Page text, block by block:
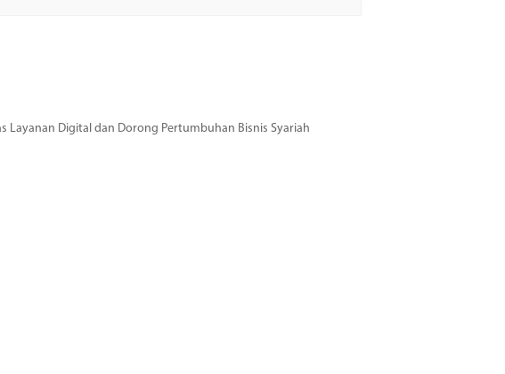
Layanan Digital dan Dorong Pertumbuhan Bisnis Syariah